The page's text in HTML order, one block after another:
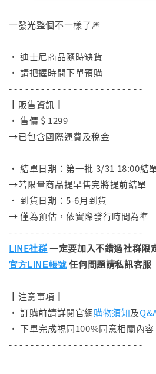
一發光整個不一樣了🎆
• 迪士尼商品隨時缺貨
• 請把握時間下單預購
- - - - - - - - - - - - - - - - - - - - - - - - -
┃販售資訊┃
• 售價 $ 1299
→已包含國際運費及稅金
• 結單日期：第一批 3/31 18:00結單
→若限量商品提早售完將提前結單
• 到貨日期：5-6月到貨
→ 僅為預估，依實際發行時間為準
- - - - - - - - - - - - - - - - - - - - - - - - -
LINE社群一定要加入不錯過社群限
官方LINE帳號 任何問題請私訊客服
┃注意事項┃
• 訂購前請詳閱官網購物須知及
• 下單完成視同100%同意相關內容
- - - - - - - - - - - - - - - - - - - - - - - - -